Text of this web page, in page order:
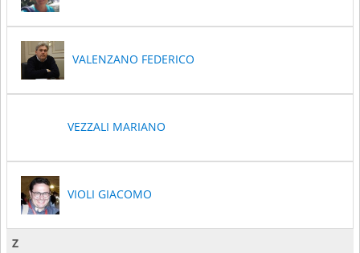
VALENZANO FEDERICO
VEZZALI MARIANO
VIOLI GIACOMO
Z